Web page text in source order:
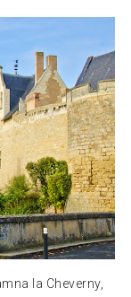
la Cheverny,